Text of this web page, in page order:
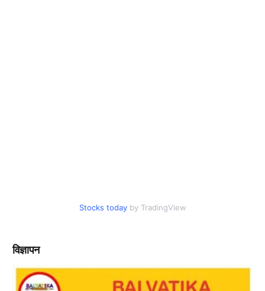
Stocks today by TradingView
विज्ञापन